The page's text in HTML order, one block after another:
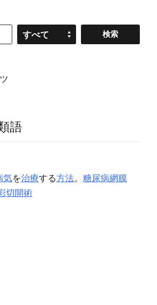
すべて
語
気を治療する方法。 糖尿病網膜
切開術